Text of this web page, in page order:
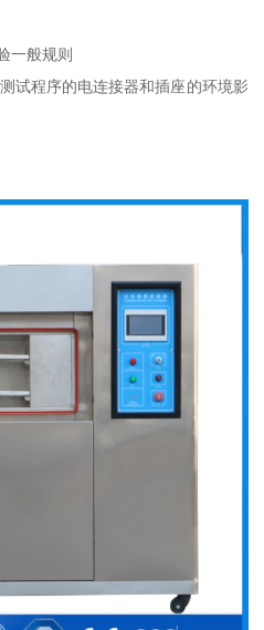
一般规则
试程序的电连接器和插座的环境影